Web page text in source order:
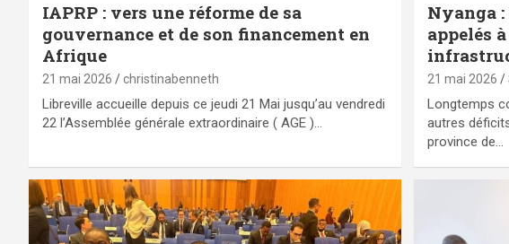
IAPRP : vers une réforme de sa
gouvernance et de son financement en
Afrique
21 mai 2026 christinabenneth
Libreville accueille depuis ce jeudi 21 Mai jusqu’au vendredi
22 l’Assemblée générale extraordinaire ( AGE )…
Nyanga
appelés
21 mai 2026
Longtemps
autres
province de…